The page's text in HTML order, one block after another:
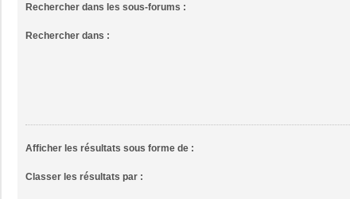
Rechercher dans les sous-forums :
Rechercher dans :
Afficher les résultats sous forme de :
Classer les résultats par :